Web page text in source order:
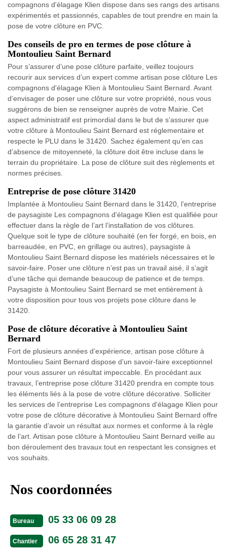
compagnons d'élagage Klien dispose dans ses rangs des artisans
expérimentés et passionnés, capables de tout prendre en main la
pose de votre clôture en PVC.
Des conseils de pro en termes de pose clôture à
Montoulieu Saint Bernard
Pour s’assurer d’une pose clôture parfaite, veillez toujours
recourir aux services d’un expert comme artisan pose clôture Les
compagnons d'élagage Klien à Montoulieu Saint Bernard. Avant
d’envisager de poser une clôture sur votre propriété, nous vous
suggérons de bien se renseigner auprès de votre Mairie. Cet
aspect administratif est primordial dans le but de s’assurer que
votre clôture à Montoulieu Saint Bernard est réglementaire et
respecte le PLU dans le 31420. Sachez également qu’en cas
d’absence de mitoyenneté, la clôture doit être incluse dans le
terrain du propriétaire. La pose de clôture suit des règlements et
normes précises.
Entreprise de pose clôture 31420
Implantée à Montoulieu Saint Bernard dans le 31420, l’entreprise
de paysagiste Les compagnons d'élagage Klien est qualifiée pour
effectuer dans la règle de l’art l’installation de vos clôtures.
Quelque soit le type de clôture souhaité (en fer forgé, en bois, en
barreaudée, en PVC, en grillage ou autres), paysagiste à
Montoulieu Saint Bernard dispose les matériels nécessaires et le
savoir-faire. Poser une clôture n’est pas un travail aisé, il s’agit
d’une tâche qui demande beaucoup de patience et de temps.
Paysagiste à Montoulieu Saint Bernard se met entièrement à
votre disposition pour tous vos projets pose clôture dans le
31420.
Pose de clôture décorative à Montoulieu Saint
Bernard
Fort de plusieurs années d’expérience, artisan pose clôture à
Montoulieu Saint Bernard dispose d’un savoir-faire exceptionnel
pour vous assurer un résultat impeccable. En procédant aux
travaux, l’entreprise pose clôture 31420 prendra en compte tous
les éléments liés à la pose de votre clôture décorative. Solliciter
les services de l’entreprise Les compagnons d'élagage Klien pour
votre pose de clôture décorative à Montoulieu Saint Bernard offre
la garantie d’avoir un résultat aux normes et conforme à la règle
de l’art. Artisan pose clôture à Montoulieu Saint Bernard veille au
bon déroulement des travaux tout en respectant les consignes et
vos souhaits.
Nos coordonnées
Bureau 05 33 06 09 28
Chantier 06 65 28 31 47